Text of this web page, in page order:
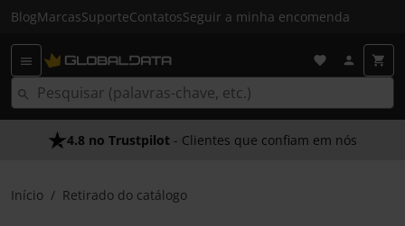
BlogMarcasSuporteContatosSeguir a minha encomenda
4.8 no Trustpilot - Clientes que confiam em nós
Início Retirado do catálogo